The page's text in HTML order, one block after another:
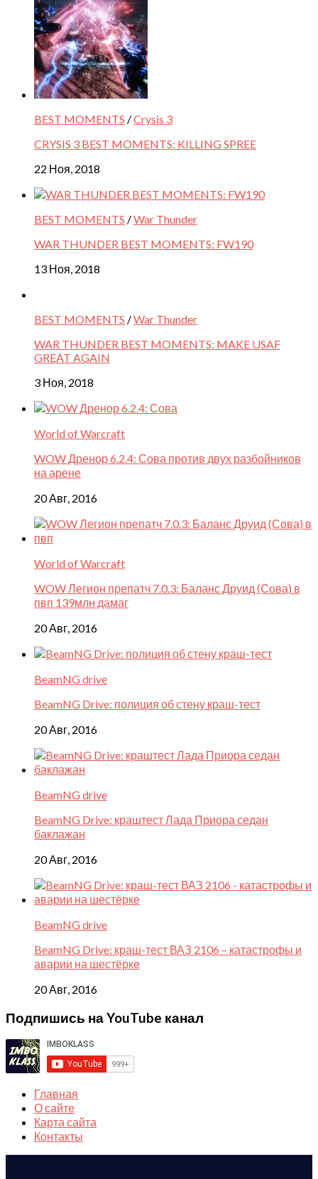
BEST MOMENTS /Crysis 3
CRYSIS 3 BEST MOMENTS: KILLING SPREE
22 Ноя, 2018
BEST MOMENTS /War Thunder
WAR THUNDER BEST MOMENTS: FW190
13 Ноя, 2018
BEST MOMENTS /War Thunder
WAR THUNDER BEST MOMENTS: MAKE USAF
GREAT AGAIN
3 Ноя, 2018
World of Warcraft
WOW Дренор 6.2.4: Сова против двух разбойников
на арене
20 Авг, 2016
World of Warcraft
WOW Легион препатч 7.0.3: Баланс Друид (Сова) в
пвп 139млн дамаг
20 Авг, 2016
BeamNG drive
BeamNG Drive: полиция об стену краш-тест
20 Авг, 2016
BeamNG drive
BeamNG Drive: краштест Лада Приора седан
баклажан
20 Авг, 2016
BeamNG drive
BeamNG Drive: краш-тест ВАЗ 2106 – катастрофы и
аварии на шестёрке
20 Авг, 2016
Подпишись на YouTube канал
Главная
О сайте
Карта сайта
Контакты